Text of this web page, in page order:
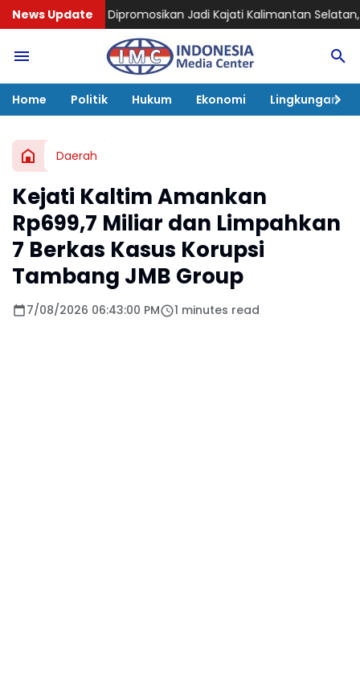
News UpdateJadi Kajati Kalimantan Selatan, Bawa Pengalaman
Home Politik Hukum Ekonomi Lingkungan
Daerah
Kejati Kaltim Amankan
Rp699,7 Miliar dan Limpahkan
7 Berkas Kasus Korupsi
Tambang JMB Group
7/08/2026 06:43:00 PM 1 minutes read